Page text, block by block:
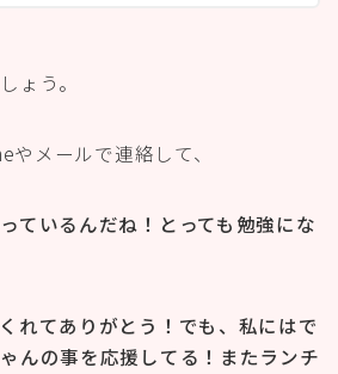
ょう。
メールで連絡して、
ているんだね！とっても勉強にな
れてありがとう！でも、私にはで
んの事を応援してる！またランチ